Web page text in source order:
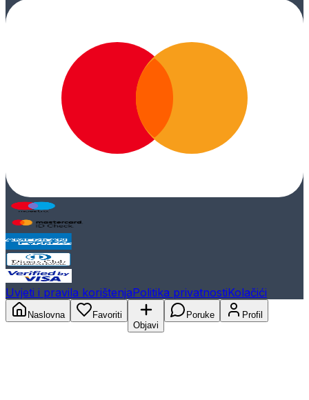
Uvjeti i pravila korištenjaPolitika privatnostiKolačići
Naslovna
Favoriti
Objavi
Poruke Profil